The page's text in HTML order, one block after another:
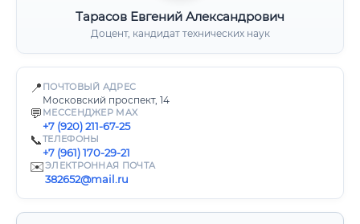
Тарасов Евгений Александрович
Доцент, кандидат технических наук
📍 ПОЧТОВЫЙ АДРЕС
Московский проспект, 14
💬 МЕССЕНДЖЕР MAX
+7 (920) 211-67-25
📞ТЕЛЕФОНЫ
+7 (961) 170-29-21
✉️ЭЛЕКТРОННАЯ ПОЧТА
382652@mail.ru